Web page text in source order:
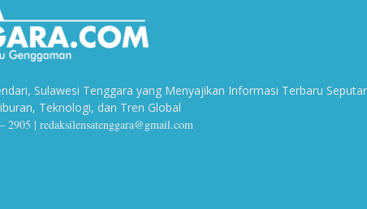
Sulawesi Tenggara yang Menyajikan Informasi Terbaru Seputar
Teknologi, dan Tren Global
2905 | redaksilensatenggara@gmail.com